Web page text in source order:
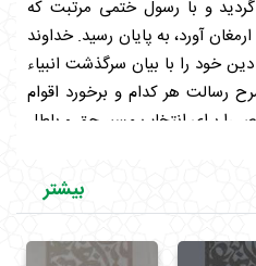
و با رسول ختمی مرتبت که
آورد، به پایان رسید. خداوند
خود را با بیان سرگذشت انبیاء
رسالت هر کدام و برخورد اقوام
را برای انتخاب مسیر حق و باطل
نموده آگاه کرده است.
ساده و با استناد به کتب روایی
الهی را شرح داده است و مختصری
زمان و مکان زندگی و چگونگی
بیشتر